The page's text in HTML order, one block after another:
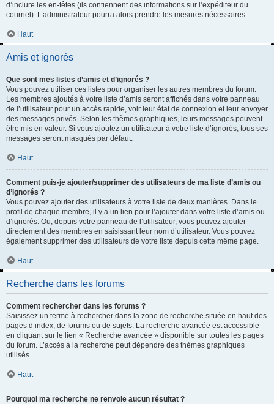
d’inclure les en-têtes (ils contiennent des informations sur l’expéditeur du
courriel). L’administrateur pourra alors prendre les mesures nécessaires.
Haut
Amis et ignorés
Que sont mes listes d’amis et d’ignorés ?
Vous pouvez utiliser ces listes pour organiser les autres membres du forum.
Les membres ajoutés à votre liste d’amis seront affichés dans votre panneau
de l’utilisateur pour un accès rapide, voir leur état de connexion et leur envoyer
des messages privés. Selon les thèmes graphiques, leurs messages peuvent
être mis en valeur. Si vous ajoutez un utilisateur à votre liste d’ignorés, tous ses
messages seront masqués par défaut.
Haut
Comment puis-je ajouter/supprimer des utilisateurs de ma liste d’amis ou
d’ignorés ?
Vous pouvez ajouter des utilisateurs à votre liste de deux manières. Dans le
profil de chaque membre, il y a un lien pour l’ajouter dans votre liste d’amis ou
d’ignorés. Ou, depuis votre panneau de l’utilisateur, vous pouvez ajouter
directement des membres en saisissant leur nom d’utilisateur. Vous pouvez
également supprimer des utilisateurs de votre liste depuis cette même page.
Haut
Recherche dans les forums
Comment rechercher dans les forums ?
Saisissez un terme à rechercher dans la zone de recherche située en haut des
pages d’index, de forums ou de sujets. La recherche avancée est accessible
en cliquant sur le lien « Recherche avancée » disponible sur toutes les pages
du forum. L’accès à la recherche peut dépendre des thèmes graphiques
utilisés.
Haut
Pourquoi ma recherche ne renvoie aucun résultat ?